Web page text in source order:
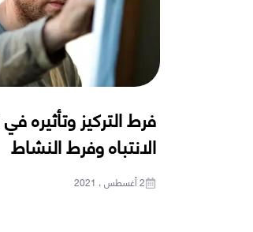
فرط التركيز
الانتباه وفرط النشاط
2 أغسطس ، 2021